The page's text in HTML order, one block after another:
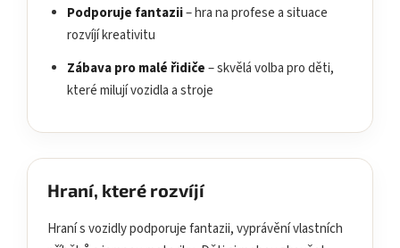
Podporuje fantazii– hra na profese a situace
rozvíjí kreativitu
Zábava pro malé řidiče– skvělá volba pro děti,
které milují vozidla a stroje
Hraní, které rozvíjí
Hraní s vozidly podporuje fantazii, vyprávění vlastních